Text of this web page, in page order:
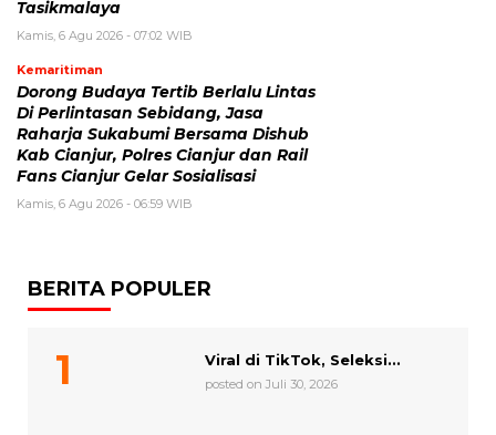
Tasikmalaya
Kamis, 6 Agu 2026 - 07:02 WIB
Kemaritiman
Dorong Budaya Tertib Berlalu Lintas
Di Perlintasan Sebidang, Jasa
Raharja Sukabumi Bersama Dishub
Kab Cianjur, Polres Cianjur dan Rail
Fans Cianjur Gelar Sosialisasi
Kamis, 6 Agu 2026 - 06:59 WIB
BERITA POPULER
Viral di TikTok, Seleksi...
posted on Juli 30, 2026